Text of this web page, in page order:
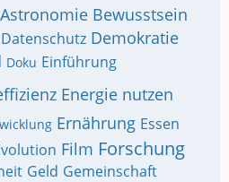
Astronomie Bewusstsein
Datenschutz Demokratie
Doku Einführung
Energie nutzen
Ernährung Essen
Film Forschung
Geld Gemeinschaft